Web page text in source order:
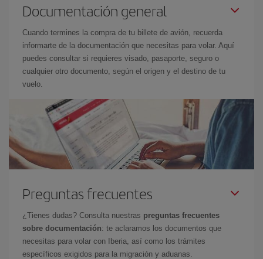
Documentación general
Cuando termines la compra de tu billete de avión, recuerda
informarte de la documentación que necesitas para volar. Aquí
puedes consultar si requieres visado, pasaporte, seguro o
cualquier otro documento, según el origen y el destino de tu
vuelo.
Preguntas frecuentes
¿Tienes dudas? Consulta nuestras preguntas frecuentes
sobre documentación: te aclaramos los documentos que
necesitas para volar con Iberia, así como los trámites
específicos exigidos para la migración y aduanas.